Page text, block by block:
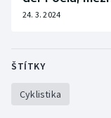
24. 3. 2024
ŠTÍTKY
Cyklistika